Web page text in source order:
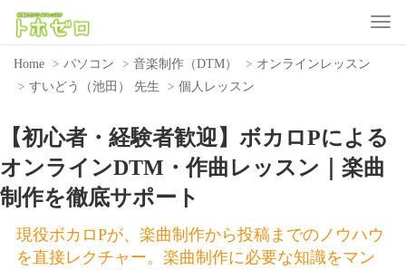
Home パソコン 音楽制作（DTM）
オンラインレッスン
すいどう（池田） 先生
個人レッスン
【初心者・経験者歓迎】ボカロPによる
オンラインDTM・作曲レッスン｜楽曲
制作を徹底サポート
現役ボカロPが、楽曲制作から投稿までのノウハウ
を直接レクチャー。楽曲制作に必要な知識をマン